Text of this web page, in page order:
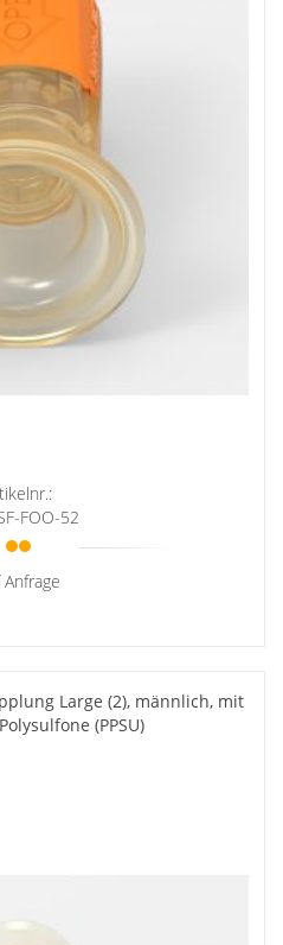
FOO-52
Anfrage
Large (2), männlich, mit
(PPSU)